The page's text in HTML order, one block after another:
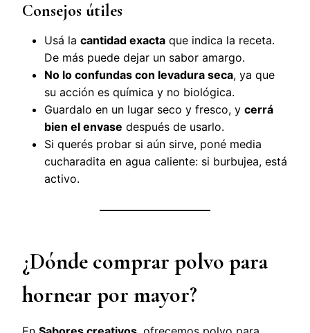
Consejos útiles
Usá la cantidad exacta que indica la receta.
De más puede dejar un sabor amargo.
No lo confundas con levadura seca, ya que
su acción es química y no biológica.
Guardalo en un lugar seco y fresco, y cerrá
bien el envase después de usarlo.
Si querés probar si aún sirve, poné media
cucharadita en agua caliente: si burbujea, está
activo.
¿Dónde comprar polvo para
hornear por mayor?